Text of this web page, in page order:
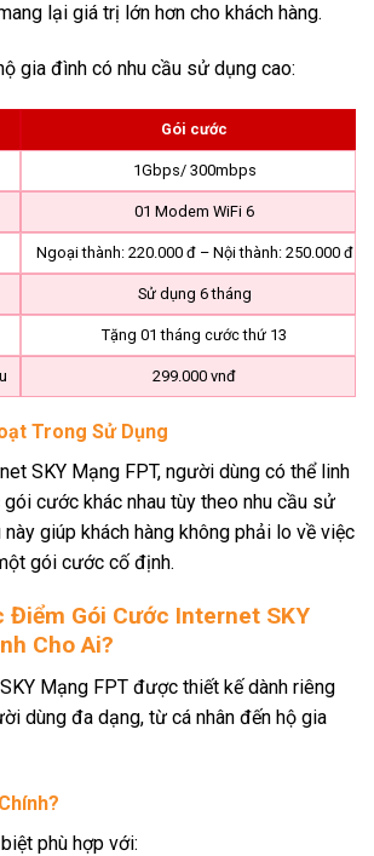
lại giá trị lớn hơn cho khách hàng.
gia đình có nhu cầu sử dụng cao:
Gói cước
1Gbps/ 300mbps
01 Modem WiFi 6
Ngoại thành: 220.000 đ – Nội thành: 250.000 đ
Sử dụng 6 tháng
Tặng 01 tháng cước thứ 13
299.000 vnđ
Trong Sử Dụng
SKY Mạng FPT, người dùng có thể linh
cước khác nhau tùy theo nhu cầu sử
giúp khách hàng không phải lo về việc
gói cước cố định.
Điểm Gói Cước Internet SKY
Cho Ai?
Mạng FPT được thiết kế dành riêng
dùng đa dạng, từ cá nhân đến hộ gia
phù hợp với: